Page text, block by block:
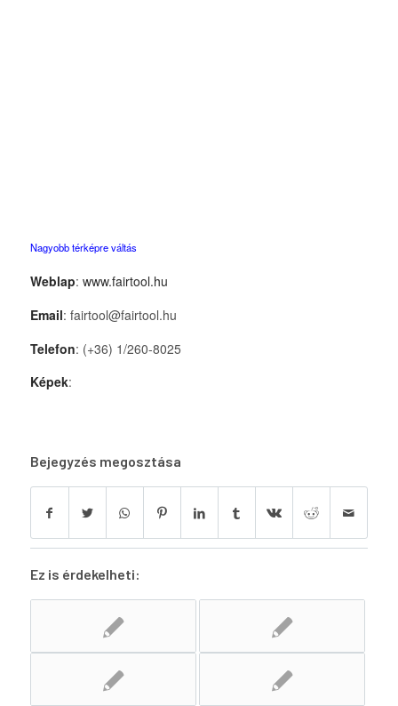
Nagyobb térképre váltás
Weblap: www.fairtool.hu
Email: fairtool@fairtool.hu
Telefon: (+36) 1/260-8025
Képek:
Bejegyzés megosztása
Ez is érdekelheti: